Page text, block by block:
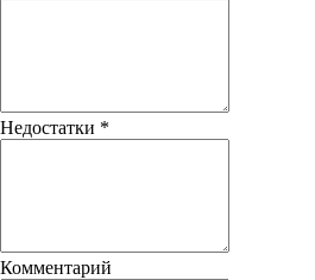
Недостатки *
Комментарий